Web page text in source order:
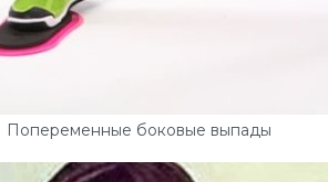
Попеременные боковые выпады